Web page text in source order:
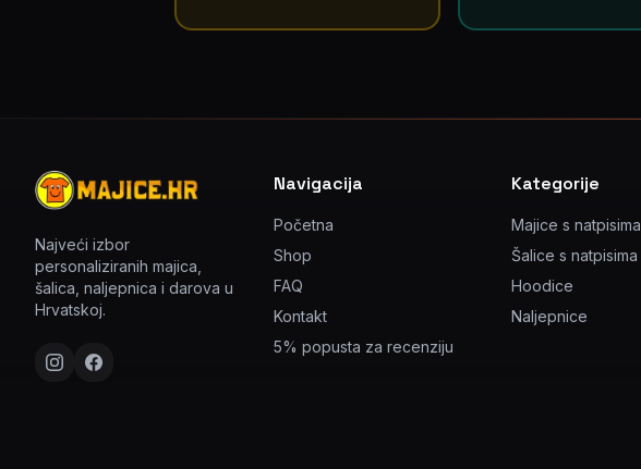
Najveći izbor
personaliziranih majica,
šalica, naljepnica i darova u
Hrvatskoj.
Navigacija
Početna
Shop
FAQ
Kontakt
5% popusta za recenziju
Kategorije
Majice s natpisima
Šalice s natpisima
Hoodice
Naljepnice